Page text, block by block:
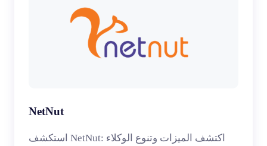
NetNut
استكشف NetNut: اكتشف الميزات وتنوع الوكلاء